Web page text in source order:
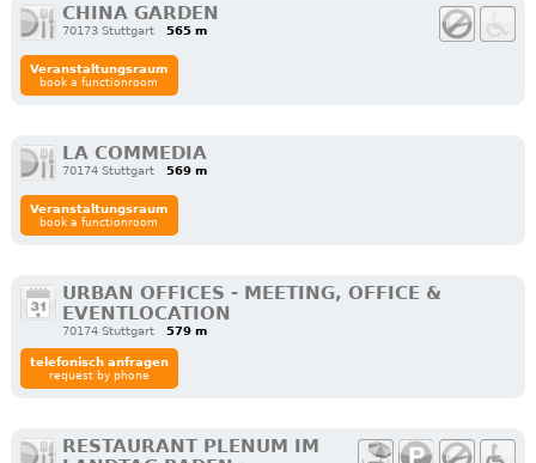
CHINA GARDEN
70173 Stuttgart 565 m
Veranstaltungsraum
book a functionroom
LA COMMEDIA
70174 Stuttgart 569 m
Veranstaltungsraum
book a functionroom
URBAN OFFICES - MEETING, OFFICE &
EVENTLOCATION
70174 Stuttgart 579 m
telefonisch anfragen
request by phone
RESTAURANT PLENUM IM